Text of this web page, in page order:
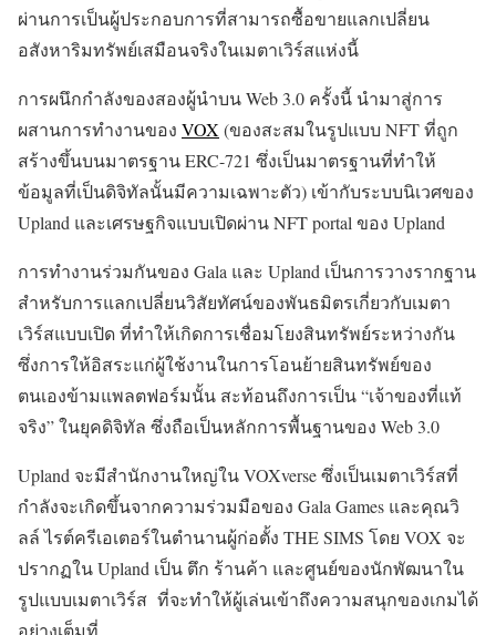
ผ่านการเป็นผู้ประกอบการที่สามารถซื้อขายแลกเปลี่ยน
อสังหาริมทรัพย์เสมือนจริงในเมตาเวิร์สแห่งนี้
การผนึกกำลังของสองผู้นำบน Web 3.0 ครั้งนี้ นำมาสู่การ
ผสานการทำงานของ VOX (ของสะสมในรูปแบบ NFT ที่ถูก
สร้างขึ้นบนมาตรฐาน ERC-721 ซึ่งเป็นมาตรฐานที่ทำให้
ข้อมูลที่เป็นดิจิทัลนั้นมีความเฉพาะตัว) เข้ากับระบบนิเวศของ
Upland และเศรษฐกิจแบบเปิดผ่านNFT portal ของ Upland
การทำงานร่วมกันของ Gala และ Upland เป็นการวางรากฐาน
สำหรับการแลกเปลี่ยนวิสัยทัศน์ของพันธมิตรเกี่ยวกับเมตา
เวิร์สแบบเปิด ที่ทำให้เกิดการเชื่อมโยงสินทรัพย์ระหว่างกัน
ซึ่งการให้อิสระแก่ผู้ใช้งานในการโอนย้ายสินทรัพย์ของ
ตนเองข้ามแพลตฟอร์มนั้น สะท้อนถึงการเป็น “เจ้าของที่แท้
จริง” ในยุคดิจิทัล ซึ่งถือเป็นหลักการพื้นฐานของ Web 3.0
Upland จะมีสำนักงานใหญ่ใน VOXverse ซึ่งเป็นเมตาเวิร์สที่
กำลังจะเกิดขึ้นจากความร่วมมือของ Gala Games และคุณวิ
ลล์ ไรต์ครีเอเตอร์ในตำนานผู้ก่อตั้ง THE SIMS โดย VOX จะ
ปรากฏใน Upland เป็น ตึก ร้านค้า และศูนย์ของนักพัฒนาใน
รูปแบบเมตาเวิร์ส ที่จะทำให้ผู้เล่นเข้าถึงความสนุกของเกมได้
อย่างเต็มที่